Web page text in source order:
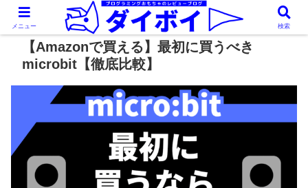
【Amazonで買える】最初に買うべき
microbit【徹底比較】
メニュー 検索